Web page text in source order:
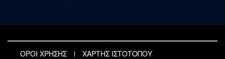
ΟΡΟΙ ΧΡΗΣΗΣ
ΧΑΡΤΗΣ ΙΣΤΟΤΟΠΟΥ